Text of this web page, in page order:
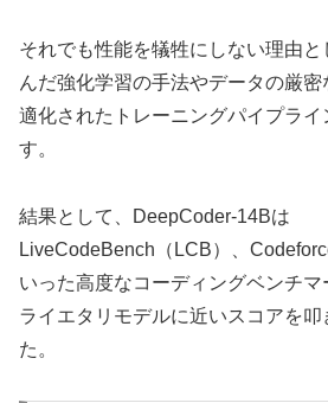
それでも性能を犠牲にしない理由
んだ強化学習の手法やデータの厳
適化されたトレーニングパイプライ
す。
結果として、DeepCoder-14Bは
LiveCodeBench（LCB）、
いった高度なコーディングベンチ
ライエタリモデルに近いスコアを
た。